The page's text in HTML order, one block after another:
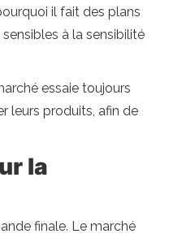
il fait des plans
à la sensibilité
essaie toujours
leurs produits, afin de
la
finale. Le marché